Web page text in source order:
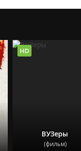
ВУЗеры
(фильм)
HD